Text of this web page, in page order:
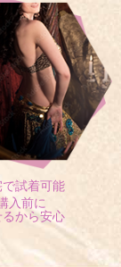
で試着可能
入前に
るから安心